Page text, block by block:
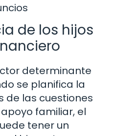
de los hijos
determinante
se planifica la
de las cuestiones
familiar, el
tener un